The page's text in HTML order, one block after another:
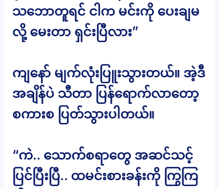
သဘောတူရင် ငါက မင်းကို ပေးချမ
လို့ မေးတာ ရှင်းပြီလား”
ကျနော် မျက်လုံးပြူးသွားတယ်။ အဲ့ဒီ
အချိန်ပဲ သီတာ ပြန်ရောက်လာတော့
စကားစ ပြတ်သွားပါတယ်။
“ကဲ.. သောက်စရာတွေ အဆင်သင့်
ပြင်ပြီးပြီ.. ထမင်းစားခန်းကို ကြွကြ